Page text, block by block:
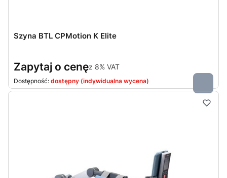
Szyna BTL CPMotion K Elite
Zapytaj o cenęz 8% VAT
Dostępność: dostępny (indywidualna wycena)